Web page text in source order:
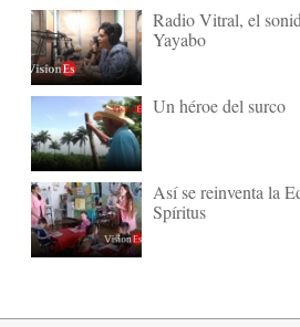
Radio Vitral, el
Yayabo
Un héroe del surco
Así se reinventa la
Spíritus